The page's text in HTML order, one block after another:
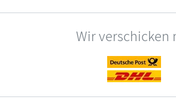
Wir verschicken